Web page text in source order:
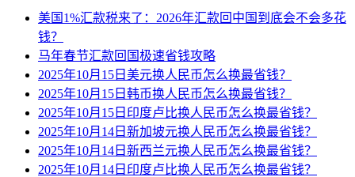
美国1%汇款税来了：2026年汇款回中国到底会不会多花
钱？
马年春节汇款回国极速省钱攻略
2025年10月15日美元换人民币怎么换最省钱？
2025年10月15日韩币换人民币怎么换最省钱？
2025年10月15日印度卢比换人民币怎么换最省钱？
2025年10月14日新加坡元换人民币怎么换最省钱？
2025年10月14日新西兰元换人民币怎么换最省钱？
2025年10月14日印度卢比换人民币怎么换最省钱？